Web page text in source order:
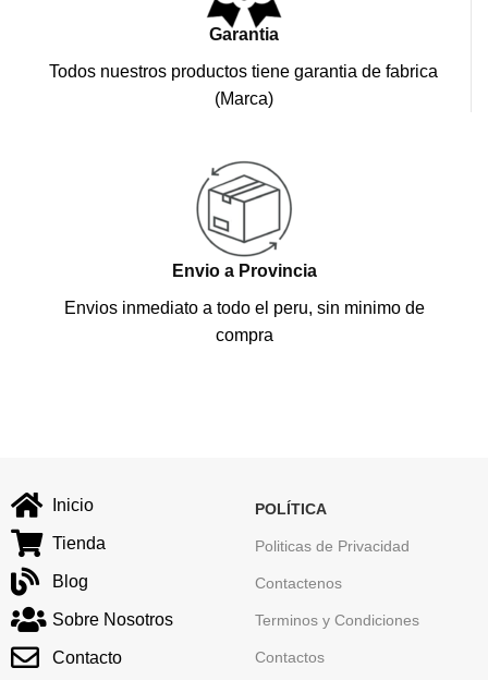
Garantia
Todos nuestros productos tiene garantia de fabrica
(Marca)
Envio a Provincia
Envios inmediato a todo el peru, sin minimo de
compra
Inicio
Tienda
Blog
Sobre Nosotros
Contacto
POLÍTICA
Politicas de Privacidad
Contactenos
Terminos y Condiciones
Contactos